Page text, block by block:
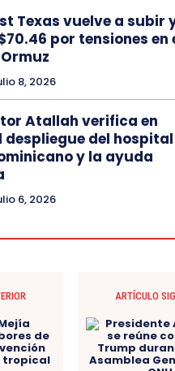
Texas vuelve a subir
por tensiones en
8, 2026
Atallah verifica en
despliegue del
y la ayuda
6, 2026
ARTÍCULO